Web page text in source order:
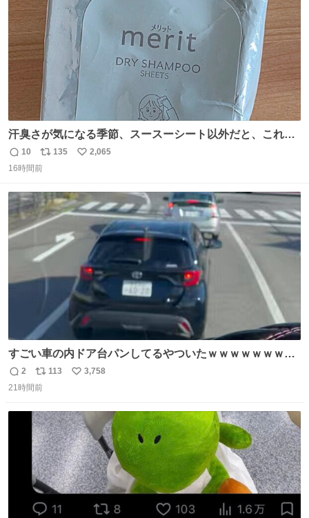
汗臭さが気になる季節、スースーシート以外だと、これが
とにかくスッキリする。2年くらい前に #生活は踊る で紹
介したやつ。おじさんにもおばさんにもオススメだ。ドラ
汗拭きシートみたいなもの。耳裏襟足首筋がんがん拭いて
汗臭不安を解消。
返
信
10
リ
ポ
ト
数
135
い
数
2,065
16時間前
すごい車の内ドア台パンしてるやついたｗｗｗｗｗｗｗｗ
ｗｗｗｗｗｗ
返
信
2
リ
ポ
ト
数
113
い
数
3,758
21時間前